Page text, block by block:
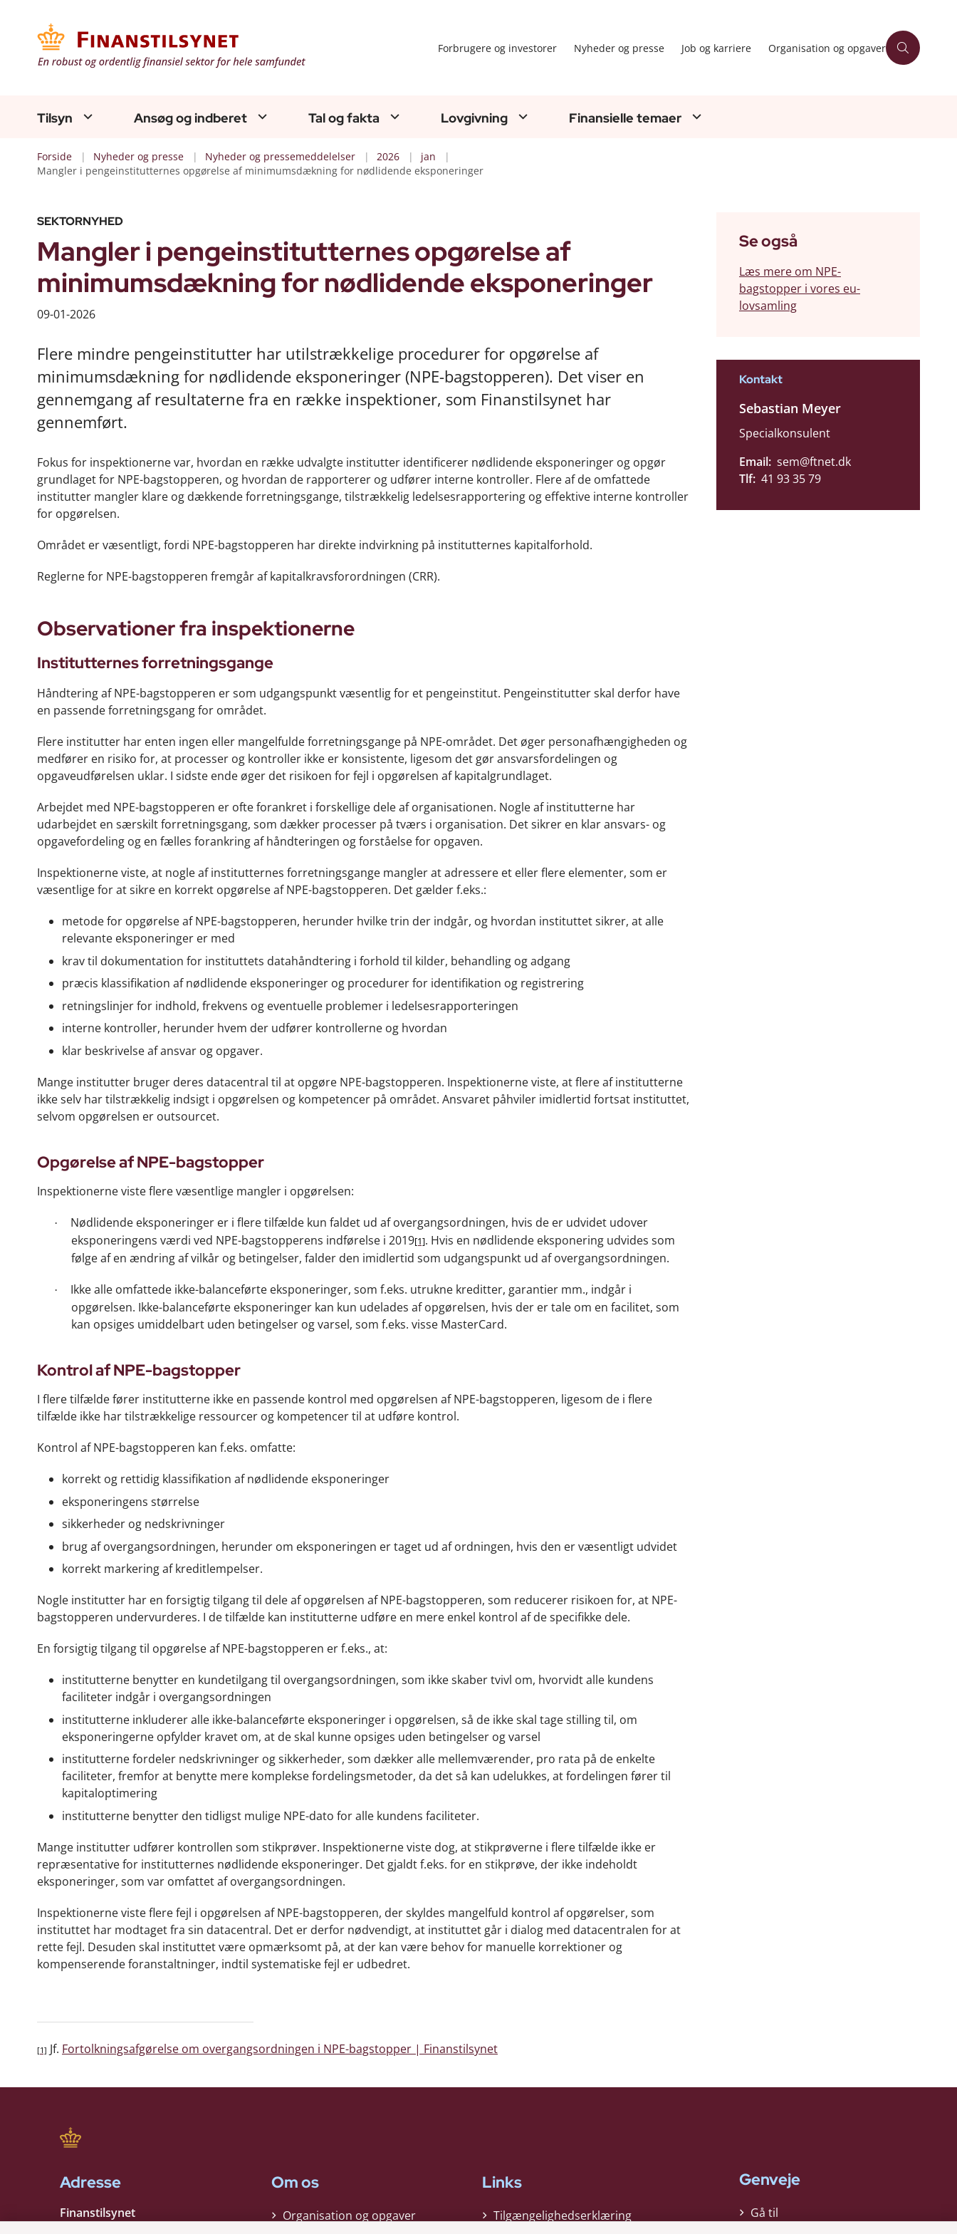
Forbrugere og investorer Nyheder og presse Job og karriere Organisation og opgaver
Tilsyn Ansøg og indberet Tal og fakta Lovgivning Finansielle temaer
Forside Nyheder og presse Nyheder og pressemeddelelser 2026
jan
Mangler i pengeinstitutternes opgørelse af minimumsdækning for nødlidende eksponeringer
SEKTORNYHED
Mangler i pengeinstitutternes opgørelse af
minimumsdækning for nødlidende eksponeringer
09-01-2026
Flere mindre pengeinstitutter har utilstrækkelige procedurer for opgørelse af
minimumsdækning for nødlidende eksponeringer (NPE-bagstopperen). Det viser en
gennemgang af resultaterne fra en række inspektioner, som Finanstilsynet har
gennemført.
Fokus for inspektionerne var, hvordan en række udvalgte institutter identificerer nødlidende eksponeringer og opgør
grundlaget for NPE-bagstopperen, og hvordan de rapporterer og udfører interne kontroller. Flere af de omfattede
institutter mangler klare og dækkende forretningsgange, tilstrækkelig ledelsesrapportering og effektive interne kontroller
for opgørelsen.
Området er væsentligt, fordi NPE-bagstopperen har direkte indvirkning på institutternes kapitalforhold.
Reglerne for NPE-bagstopperen fremgår af kapitalkravsforordningen (CRR).
Observationer fra inspektionerne
Institutternes forretningsgange
Håndtering af NPE-bagstopperen er som udgangspunkt væsentlig for et pengeinstitut. Pengeinstitutter skal derfor have
en passende forretningsgang for området.
Flere institutter har enten ingen eller mangelfulde forretningsgange på NPE-området. Det øger personafhængigheden og
medfører en risiko for, at processer og kontroller ikke er konsistente, ligesom det gør ansvarsfordelingen og
opgaveudførelsen uklar. I sidste ende øger det risikoen for fejl i opgørelsen af kapitalgrundlaget.
Arbejdet med NPE-bagstopperen er ofte forankret i forskellige dele af organisationen. Nogle af institutterne har
udarbejdet en særskilt forretningsgang, som dækker processer på tværs i organisation. Det sikrer en klar ansvars- og
opgavefordeling og en fælles forankring af håndteringen og forståelse for opgaven.
Inspektionerne viste, at nogle af institutternes forretningsgange mangler at adressere et eller flere elementer, som er
væsentlige for at sikre en korrekt opgørelse af NPE-bagstopperen. Det gælder f.eks.:
metode for opgørelse af NPE-bagstopperen, herunder hvilke trin der indgår, og hvordan instituttet sikrer, at alle
relevante eksponeringer er med
krav til dokumentation for instituttets datahåndtering i forhold til kilder, behandling og adgang
præcis klassifikation af nødlidende eksponeringer og procedurer for identifikation og registrering
retningslinjer for indhold, frekvens og eventuelle problemer i ledelsesrapporteringen
interne kontroller, herunder hvem der udfører kontrollerne og hvordan
klar beskrivelse af ansvar og opgaver.
Mange institutter bruger deres datacentral til at opgøre NPE-bagstopperen. Inspektionerne viste, at flere af institutterne
ikke selv har tilstrækkelig indsigt i opgørelsen og kompetencer på området. Ansvaret påhviler imidlertid fortsat instituttet,
selvom opgørelsen er outsourcet.
Opgørelse af NPE-bagstopper
Inspektionerne viste flere væsentlige mangler i opgørelsen:
·
Nødlidende eksponeringer er i flere tilfælde kun faldet ud af overgangsordningen, hvis de er udvidet udover
eksponeringens værdi ved NPE-bagstopperens indførelse i 2019[1]. Hvis en nødlidende eksponering udvides som
følge af en ændring af vilkår og betingelser, falder den imidlertid som udgangspunkt ud af overgangsordningen.
·
Ikke alle omfattede ikke-balanceførte eksponeringer, som f.eks. utrukne kreditter, garantier mm., indgår i
opgørelsen. Ikke-balanceførte eksponeringer kan kun udelades af opgørelsen, hvis der er tale om en facilitet, som
kan opsiges umiddelbart uden betingelser og varsel, som f.eks. visse MasterCard.
Kontrol af NPE-bagstopper
I flere tilfælde fører institutterne ikke en passende kontrol med opgørelsen af NPE-bagstopperen, ligesom de i flere
tilfælde ikke har tilstrækkelige ressourcer og kompetencer til at udføre kontrol.
Kontrol af NPE-bagstopperen kan f.eks. omfatte:
korrekt og rettidig klassifikation af nødlidende eksponeringer
eksponeringens størrelse
sikkerheder og nedskrivninger
brug af overgangsordningen, herunder om eksponeringen er taget ud af ordningen, hvis den er væsentligt udvidet
korrekt markering af kreditlempelser.
Nogle institutter har en forsigtig tilgang til dele af opgørelsen af NPE-bagstopperen, som reducerer risikoen for, at NPE-
bagstopperen undervurderes. I de tilfælde kan institutterne udføre en mere enkel kontrol af de specifikke dele.
En forsigtig tilgang til opgørelse af NPE-bagstopperen er f.eks., at:
institutterne benytter en kundetilgang til overgangsordningen, som ikke skaber tvivl om, hvorvidt alle kundens
faciliteter indgår i overgangsordningen
institutterne inkluderer alle ikke-balanceførte eksponeringer i opgørelsen, så de ikke skal tage stilling til, om
eksponeringerne opfylder kravet om, at de skal kunne opsiges uden betingelser og varsel
institutterne fordeler nedskrivninger og sikkerheder, som dækker alle mellemværender, pro rata på de enkelte
faciliteter, fremfor at benytte mere komplekse fordelingsmetoder, da det så kan udelukkes, at fordelingen fører til
kapitaloptimering
institutterne benytter den tidligst mulige NPE-dato for alle kundens faciliteter.
Mange institutter udfører kontrollen som stikprøver. Inspektionerne viste dog, at stikprøverne i flere tilfælde ikke er
repræsentative for institutternes nødlidende eksponeringer. Det gjaldt f.eks. for en stikprøve, der ikke indeholdt
eksponeringer, som var omfattet af overgangsordningen.
Inspektionerne viste flere fejl i opgørelsen af NPE-bagstopperen, der skyldes mangelfuld kontrol af opgørelser, som
instituttet har modtaget fra sin datacentral. Det er derfor nødvendigt, at instituttet går i dialog med datacentralen for at
rette fejl. Desuden skal instituttet være opmærksomt på, at der kan være behov for manuelle korrektioner og
kompenserende foranstaltninger, indtil systematiske fejl er udbedret.
[1] Jf. Fortolkningsafgørelse om overgangsordningen i NPE-bagstopper | Finanstilsynet
Se også
Læs mere om NPE-
bagstopper i vores eu-
lovsamling
Kontakt
Sebastian Meyer
Specialkonsulent
Email: sem@ftnet.dk
Tlf: 41 93 35 79
Adresse
Finanstilsynet
Om os
Organisation og opgaver
Links
Tilgængelighedserklæring
Genveje
Gå til